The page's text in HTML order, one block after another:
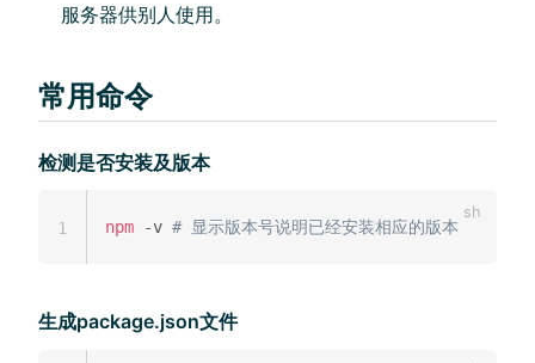
服务器供别人使用。
常用命令
检测是否安装及版本
npm -v # 显示版本号说明已经安装相应的版本
1
生成package.json文件